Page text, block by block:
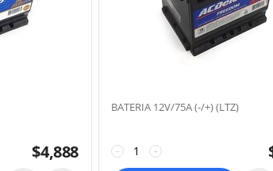
$4,888
BATERIA 12V/75A (-/+) (LTZ)
+
−